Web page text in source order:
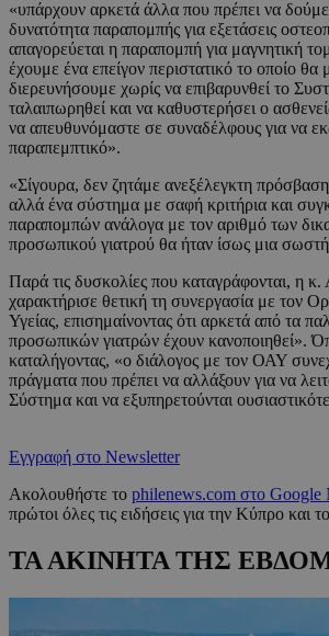
«υπάρχουν αρκετά άλλα που πρέπει να
δυνατότητα παραπομπής για εξετάσεις
απαγορεύεται η παραπομπή για μαγνητική
έχουμε ένα επείγον περιστατικό το οποίο
διερευνήσουμε χωρίς να επιβαρυνθεί το
ταλαιπωρηθεί και να καθυστερήσει ο
να απευθυνόμαστε σε συναδέλφους για να
παραπεμπτικό».
«Σίγουρα, δεν ζητάμε ανεξέλεγκτη πρόσβαση
αλλά ένα σύστημα με σαφή κριτήρια και
παραπομπών ανάλογα με τον αριθμό των
προσωπικού γιατρού θα ήταν ίσως μια
Παρά τις δυσκολίες που καταγράφονται, η
χαρακτήρισε θετική τη συνεργασία με τον
Υγείας, επισημαίνοντας ότι αρκετά από τα
προσωπικών γιατρών έχουν κανοποιηθεί».
καταλήγοντας, «ο διάλογος με τον ΟΑΥ
πράγματα που πρέπει να αλλάξουν για να
Σύστημα και να εξυπηρετούνται
Εγγραφή στο Newsletter
Ακολουθήστε το philenews.com στο Google
πρώτοι όλες τις ειδήσεις για την Κύπρο και
ΤΑ ΑΚΙΝΗΤΑ ΤΗΣ